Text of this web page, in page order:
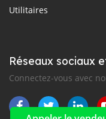
Utilitaires
Réseaux sociaux
Connectez-vous avec